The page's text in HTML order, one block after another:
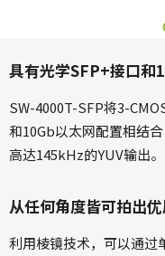
具有光学SFP+接口和
SW-4000T-SFP将3-
和10Gb以太网配置相结
高达145kHz的YUV输出。
从任何角度皆可拍出
利用棱镜技术，可以通过